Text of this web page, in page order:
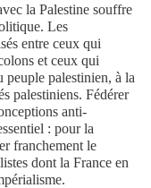
la Palestine souffre
Les
entre ceux qui
et ceux qui
peuple palestinien, à la
palestiniens. Fédérer
anti-
: pour la
franchement le
dont la France en